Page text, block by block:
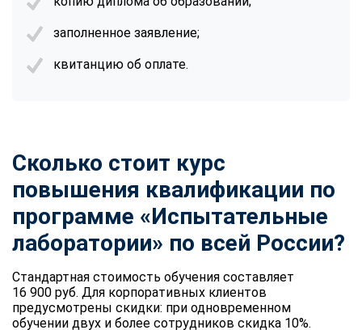
заполненное заявление;
квитанцию об оплате.
Сколько стоит курс
повышения квалификации по
программе «Испытательные
лаборатории» по всей России?
Стандартная стоимость обучения составляет
16 900 руб. Для корпоративных клиентов
предусмотрены скидки: при одновременном
обучении двух и более сотрудников скидка 10%.